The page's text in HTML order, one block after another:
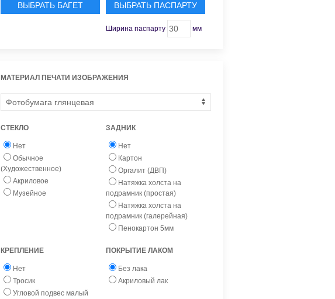
ВЫБРАТЬ БАГЕТ ВЫБРАТЬ ПАСПАРТУ
Ширина паспарту мм
МАТЕРИАЛ ПЕЧАТИ ИЗОБРАЖЕНИЯ
СТЕКЛО
Нет
Обычное
(Художественное)
Акриловое
Музейное
ЗАДНИК
Нет
Картон
Оргалит (ДВП)
Натяжка холста на
подрамник (простая)
Натяжка холста на
подрамник (галерейная)
Пенокартон 5мм
КРЕПЛЕНИЕ
Нет
Тросик
Угловой подвес малый
ПОКРЫТИЕ ЛАКОМ
Без лака
Акриловый лак